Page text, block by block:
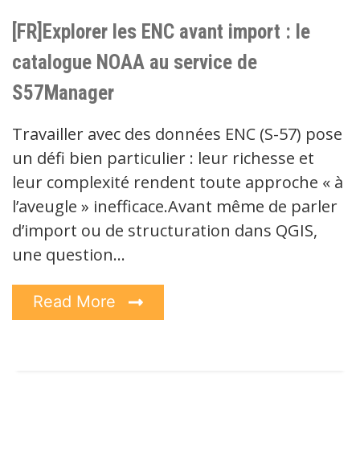
[FR]Explorer les ENC avant import : le
catalogue NOAA au service de
S57Manager
Travailler avec des données ENC (S-57) pose
un défi bien particulier : leur richesse et
leur complexité rendent toute approche « à
l’aveugle » inefficace.Avant même de parler
d’import ou de structuration dans QGIS,
une question…
Read More